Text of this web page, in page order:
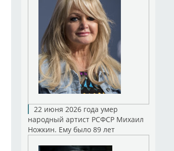
22 июня 2026 года умер
народный артист РСФСР Михаил
Ножкин. Ему было 89 лет